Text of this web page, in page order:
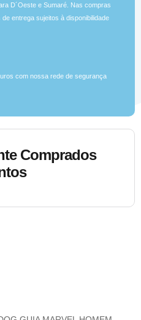
D´Oeste e Sumaré. Nas compras
entrega sujeitos à disponibilidade
com nossa rede de segurança
Comprados